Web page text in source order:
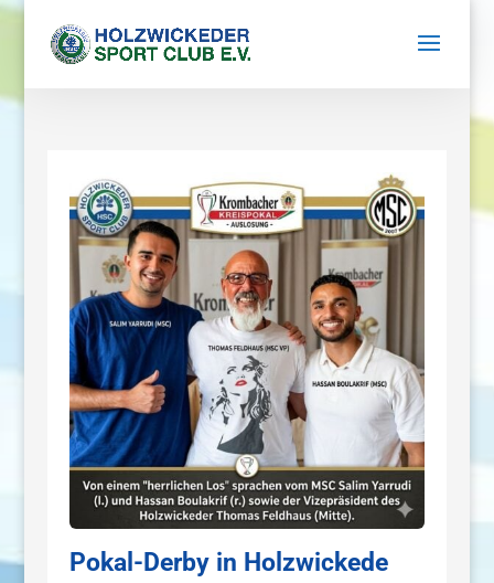
Pokal-Derby in Holzwickede